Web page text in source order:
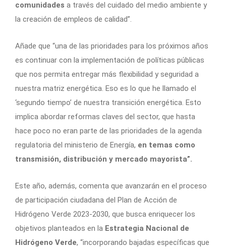
comunidades a través del cuidado del medio ambiente y
la creación de empleos de calidad”.
Añade que “una de las prioridades para los próximos años
es continuar con la implementación de políticas públicas
que nos permita entregar más flexibilidad y seguridad a
nuestra matriz energética. Eso es lo que he llamado el
‘segundo tiempo’ de nuestra transición energética. Esto
implica abordar reformas claves del sector, que hasta
hace poco no eran parte de las prioridades de la agenda
regulatoria del ministerio de Energía, en temas como
transmisión, distribución y mercado mayorista”.
Este año, además, comenta que avanzarán en el proceso
de participación ciudadana del Plan de Acción de
Hidrógeno Verde 2023-2030, que busca enriquecer los
objetivos planteados en la Estrategia Nacional de
Hidrógeno Verde, “incorporando bajadas específicas que